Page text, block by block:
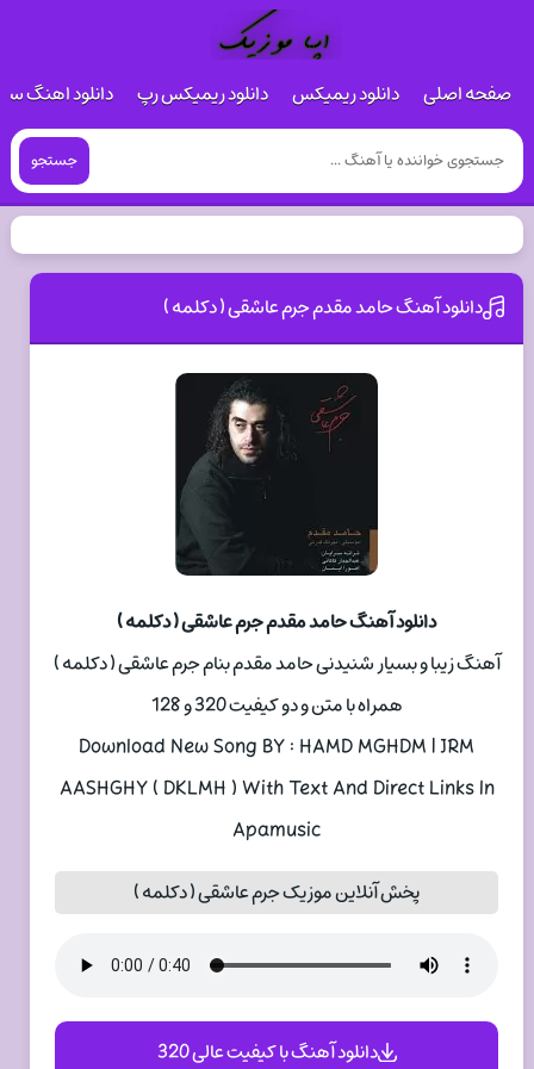
صفحه اصلی دانلود ریمیکس دانلود ریمیکس رپ دانلود اهنگ
جستجو
دانلود آهنگ حامد مقدم جرم عاشقی ( دکلمه )
دانلود آهنگ حامد مقدم جرم عاشقی ( دکلمه )
آهنگ زیبا و بسیار شنیدنی حامد مقدم بنام جرم عاشقی ( دکلمه )
همراه با متن و دو کیفیت 320 و 128
Download New Song BY : HAMD MGHDM | JRM
AASHGHY ( DKLMH ) With Text And Direct Links In
Apamusic
پخش آنلاین موزیک جرم عاشقی ( دکلمه )
دانلود آهنگ با کیفیت عالی 320